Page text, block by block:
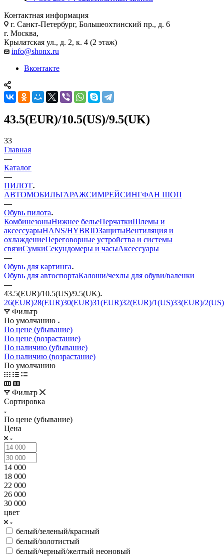
Контактная информация
г. Санкт-Петербург, Большеохтинский пр., д. 6
г. Москва,
Крылатская ул., д. 2, к. 4 (2 этаж)
info@shonx.ru
Вконтакте
43.5(EUR)/10.5(US)/9.5(UK)
33
Главная
—
Каталог
—
ПИЛОТ
АВТОМОБИЛЬГАРАЖСИМРЕЙСИНГФАН ШОП
—
Обувь пилота
КомбинезоныНижнее бельеПерчаткиШлемы и
аксессуарыHANS/HYBRIDЗащитыВентиляция и
охлаждениеПереговорные устройства и системы
связиСумкиСекундомеры и часыАксессуары
—
Обувь для картинга
Обувь для автоспортаКалоши/чехлы для обуви/валенки
—
43.5(EUR)/10.5(US)/9.5(UK)
26(EUR)28(EUR)30(EUR)31(EUR)32(EUR)/1(US)33(EUR)/2(US)
Фильтр
По умолчанию
По цене (убывание)
По цене (возрастание)
По наличию (убывание)
По наличию (возрастание)
По умолчанию
Фильтр
Сортировка
По цене (убывание)
Цена
14 000
18 000
22 000
26 000
30 000
цвет
белый/зеленый/красный
белый/золотистый
белый/черный/желтый неоновый